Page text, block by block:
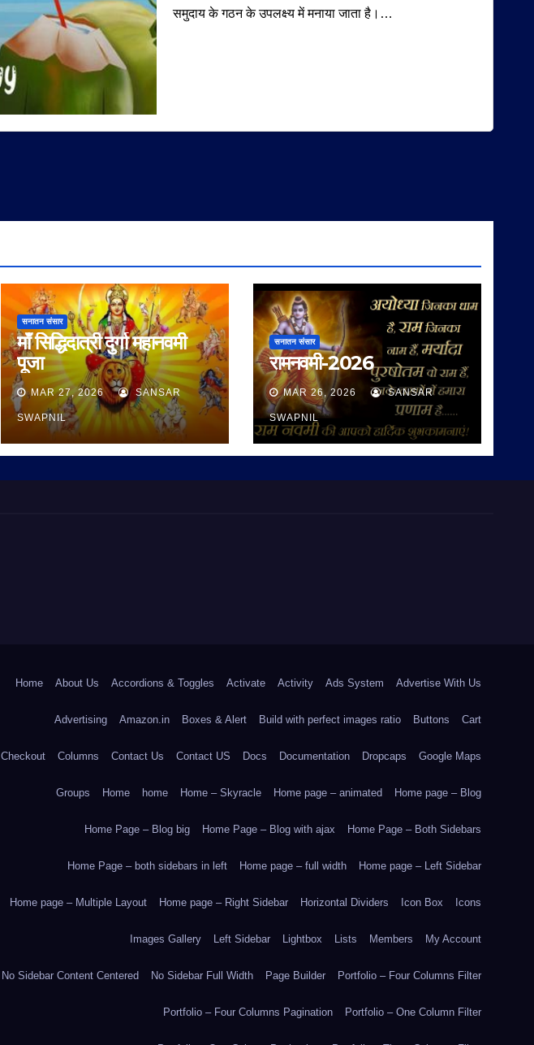
समुदाय के गठन के उपलक्ष्य में मनाया जाता है।…
सनातन संसार
माँ सिद्धिदात्री दुर्गा महानवमी
पूजा
MAR 27, 2026 SANSAR
SWAPNIL
सनातन संसार
रामनवमी-2026
MAR 26, 2026 SANSAR
SWAPNIL
Home About Us Accordions & Toggles Activate Activity Ads System Advertise With Us
Advertising Amazon.in Boxes & Alert Build with perfect images ratio Buttons Cart
Checkout Columns Contact Us Contact US Docs Documentation Dropcaps Google Maps
Groups Home home Home – Skyracle Home page – animated Home page – Blog
Home Page – Blog big Home Page – Blog with ajax Home Page – Both Sidebars
Home Page – both sidebars in left Home page – full width Home page – Left Sidebar
Home page – Multiple Layout Home page – Right Sidebar Horizontal Dividers Icon Box Icons
Images Gallery Left Sidebar Lightbox Lists Members My Account
No Sidebar Content Centered No Sidebar Full Width Page Builder Portfolio – Four Columns Filter
Portfolio – Four Columns Pagination Portfolio – One Column Filter